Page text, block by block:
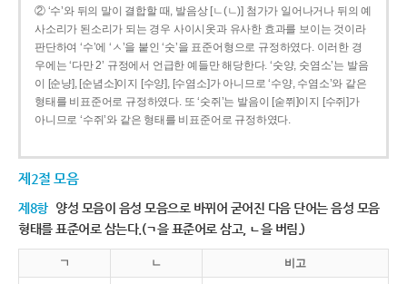
② ‘수’와 뒤의 말이 결합할 때, 발음상 [ㄴ(ㄴ)] 첨가가 일어나거나 뒤의 예
사소리가 된소리가 되는 경우 사이시옷과 유사한 효과를 보이는 것이라
판단하여 ‘수’에 ‘ㅅ’을 붙인 ‘숫’을 표준어형으로 규정하였다. 이러한 경
우에는 ‘다만 2’ 규정에서 언급한 예들만 해당한다. ‘숫양, 숫염소’는 발음
이 [순냥], [순념소]이지 [수양], [수염소]가 아니므로 ‘수양, 수염소’와 같은
형태를 비표준어로 규정하였다. 또 ‘숫쥐’는 발음이 [숟쮜]이지 [수쥐]가
아니므로 ‘수쥐’와 같은 형태를 비표준어로 규정하였다.
제2절 모음
제8항 양성 모음이 음성 모음으로 바뀌어 굳어진 다음 단어는 음성 모음
형태를 표준어로 삼는다.(ㄱ을 표준어로 삼고, ㄴ을 버림.)
ㄱ ㄴ 비고